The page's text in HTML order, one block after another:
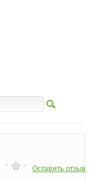
Оставить отзыв